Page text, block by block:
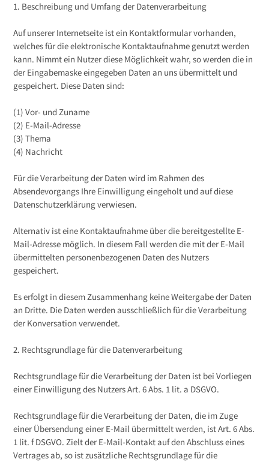
1. Beschreibung und Umfang der Datenverarbeitung
Auf unserer Internetseite ist ein Kontaktformular vorhanden,
welches für die elektronische Kontaktaufnahme genutzt werden
kann. Nimmt ein Nutzer diese Möglichkeit wahr, so werden die in
der Eingabemaske eingegeben Daten an uns übermittelt und
gespeichert. Diese Daten sind:
(1) Vor- und Zuname
(2) E-Mail-Adresse
(3) Thema
(4) Nachricht
Für die Verarbeitung der Daten wird im Rahmen des
Absendevorgangs Ihre Einwilligung eingeholt und auf diese
Datenschutzerklärung verwiesen.
Alternativ ist eine Kontaktaufnahme über die bereitgestellte E-
Mail-Adresse möglich. In diesem Fall werden die mit der E-Mail
übermittelten personenbezogenen Daten des Nutzers
gespeichert.
Es erfolgt in diesem Zusammenhang keine Weitergabe der Daten
an Dritte. Die Daten werden ausschließlich für die Verarbeitung
der Konversation verwendet.
2. Rechtsgrundlage für die Datenverarbeitung
Rechtsgrundlage für die Verarbeitung der Daten ist bei Vorliegen
einer Einwilligung des Nutzers Art. 6 Abs. 1 lit. a DSGVO.
Rechtsgrundlage für die Verarbeitung der Daten, die im Zuge
einer Übersendung einer E-Mail übermittelt werden, ist Art. 6 Abs.
1 lit. f DSGVO. Zielt der E-Mail-Kontakt auf den Abschluss eines
Vertrages ab, so ist zusätzliche Rechtsgrundlage für die